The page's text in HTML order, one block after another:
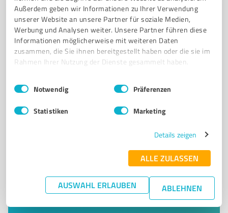
Außerdem geben wir Informationen zu Ihrer Verwendung
unserer Website an unsere Partner für soziale Medien,
Werbung und Analysen weiter. Unsere Partner führen diese
Informationen möglicherweise mit weiteren Daten
zusammen, die Sie ihnen bereitgestellt haben oder die sie im
Rahmen Ihrer Nutzung der Dienste gesammelt haben.
Impressum Datenschutzbestimmungen
Einwilligungsauswahl
Notwendig Präferenzen
Statistiken Marketing
Details zeigen
ALLE ZULASSEN
AUSWAHL ERLAUBEN ABLEHNEN
FWF
Moscow, Moscow, 78212 Moscowi
Tel. +49 865521234261
mnev55@outlook.com
www.mnev.ru/
Nicht bewertet